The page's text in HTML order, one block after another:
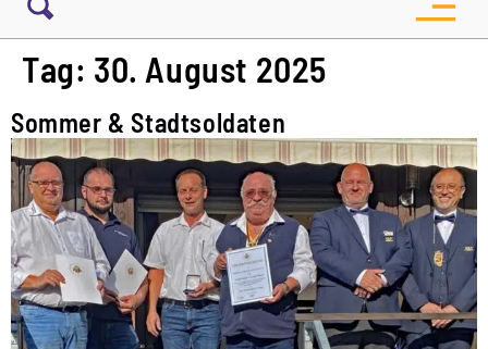
Tag: 30. August 2025
Sommer & Stadtsoldaten